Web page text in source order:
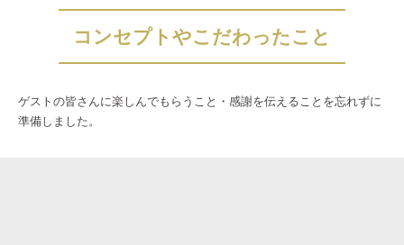
コンセプトやこだわったこと
ゲストの皆さんに楽しんでもらうこと・感謝を伝えることを忘れずに
準備しました。